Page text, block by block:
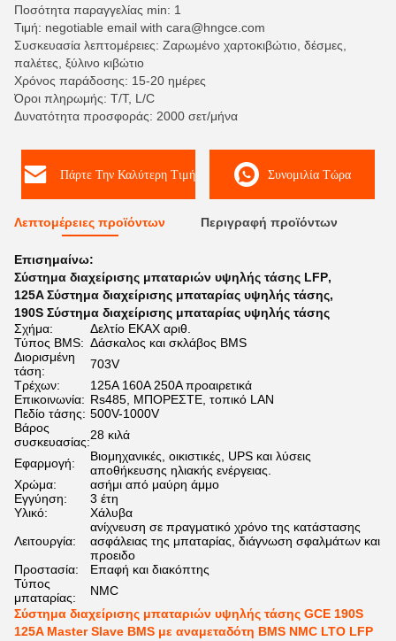
Ποσότητα παραγγελίας min: 1
Τιμή: negotiable email with cara@hngce.com
Συσκευασία λεπτομέρειες: Ζαρωμένο χαρτοκιβώτιο, δέσμες,
παλέτες, ξύλινο κιβώτιο
Χρόνος παράδοσης: 15-20 ημέρες
Όροι πληρωμής: T/T, L/C
Δυνατότητα προσφοράς: 2000 σετ/μήνα
Πάρτε Την Καλύτερη Τιμή Συνομιλία Τώρα
Λεπτομέρειες προϊόντων Περιγραφή προϊόντων
Επισημαίνω:
Σύστημα διαχείρισης μπαταριών υψηλής τάσης LFP,
125A Σύστημα διαχείρισης μπαταρίας υψηλής τάσης,
190S Σύστημα διαχείρισης μπαταρίας υψηλής τάσης
Σχήμα:
Δελτίο ΕΚΑΧ αριθ.
Τύπος BMS: Δάσκαλος και σκλάβος BMS
Διορισμένη
τάση:
703V
Τρέχων:
125A 160A 250A προαιρετικά
Επικοινωνία: Rs485, ΜΠΟΡΕΣΤΕ, τοπικό LAN
Πεδίο τάσης: 500V-1000V
Βάρος
συσκευασίας:28 κιλά
Εφαρμογή:
Βιομηχανικές, οικιστικές, UPS και λύσεις
αποθήκευσης ηλιακής ενέργειας.
Χρώμα:
ασήμι από μαύρη άμμο
Εγγύηση:
3 έτη
Υλικό:
Χάλυβα
Λειτουργία:
ανίχνευση σε πραγματικό χρόνο της κατάστασης
ασφάλειας της μπαταρίας, διάγνωση σφαλμάτων και
προειδο
Προστασία:
Επαφή και διακόπτης
Τύπος
μπαταρίας:
NMC
Σύστημα διαχείρισης μπαταριών υψηλής τάσης GCE 190S
125A Master Slave BMS με αναμεταδότη BMS NMC LTO LFP